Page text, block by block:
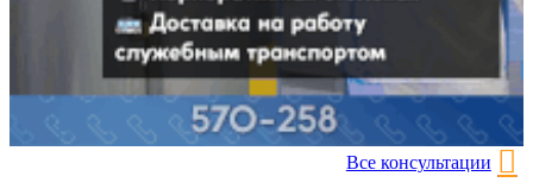
Все консультации